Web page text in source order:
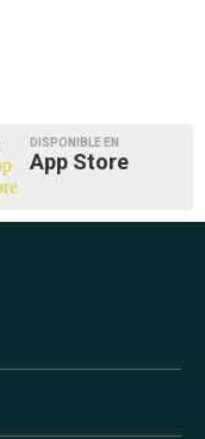
DISPONIBLE EN
App Store